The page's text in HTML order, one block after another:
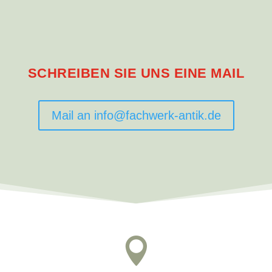
SCHREIBEN SIE UNS EINE MAIL
Mail an info@fachwerk-antik.de
